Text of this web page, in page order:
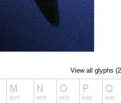
View all glyphs